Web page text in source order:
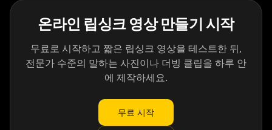
온라인 립싱크 영상 만들기 시작
무료로 시작하고 짧은 립싱크 영상을 테스트한 뒤,
전문가 수준의 말하는 사진이나 더빙 클립을 하루 안
에 제작하세요.
무료 시작